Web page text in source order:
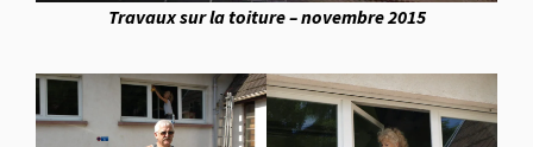
Travaux sur la toiture – novembre 2015